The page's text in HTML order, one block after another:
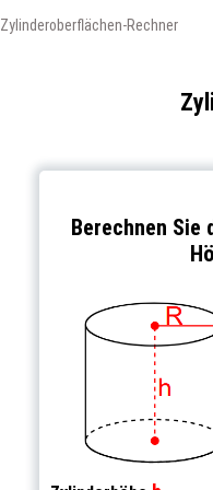
Zylinderoberflächen-Rechner
Berechnen Sie